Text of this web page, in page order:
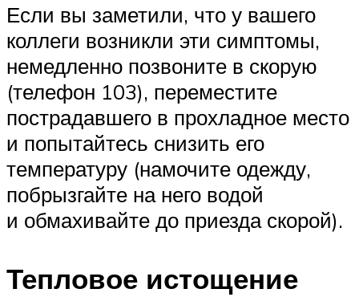
Если вы заметили, что у вашего
коллеги возникли эти симптомы,
немедленно позвоните в скорую
(телефон 103), переместите
пострадавшего в прохладное место
и попытайтесь снизить его
температуру (намочите одежду,
побрызгайте на него водой
и обмахивайте до приезда скорой).
Тепловое истощение